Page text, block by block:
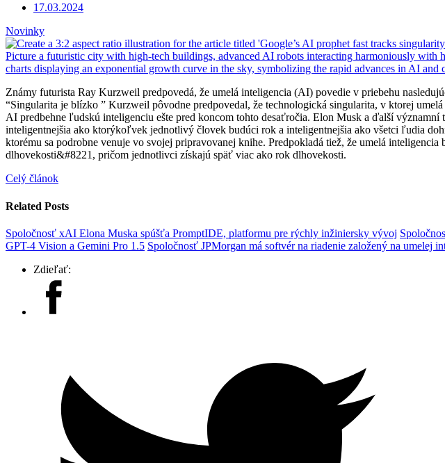
17.03.2024
Novinky
Známy futurista Ray Kurzweil predpovedá, že umelá inteligencia (AI) povedie v priebehu
“Singularita je blízko ” Kurzweil pôvodne predpovedal, že technologická singularita, v ktorej
AI predbehne ľudskú inteligenciu ešte pred koncom tohto desaťročia. Elon Musk a ďalší
inteligentnejšia ako ktorýkoľvek jednotlivý človek budúci rok a inteligentnejšia ako všetci ľudia
ktorému sa podrobne venuje vo svojej pripravovanej knihe. Predpokladá tiež, že umelá
dlhovekosti&#8221, pričom jednotlivci získajú späť viac ako rok dlhovekosti.
Celý článok
Related Posts
Spoločnosť xAI Elona Muska spúšťa PromptIDE, platformu pre rýchly inžiniersky vývoj
GPT-4 Vision a Gemini Pro 1.5 Spoločnosť JPMorgan má softvér na riadenie založený na umelej
Zdieľať: